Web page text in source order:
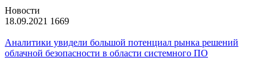
Новости
18.09.2021 1669
Аналитики увидели большой потенциал рынка решений
облачной безопасности в области системного ПО